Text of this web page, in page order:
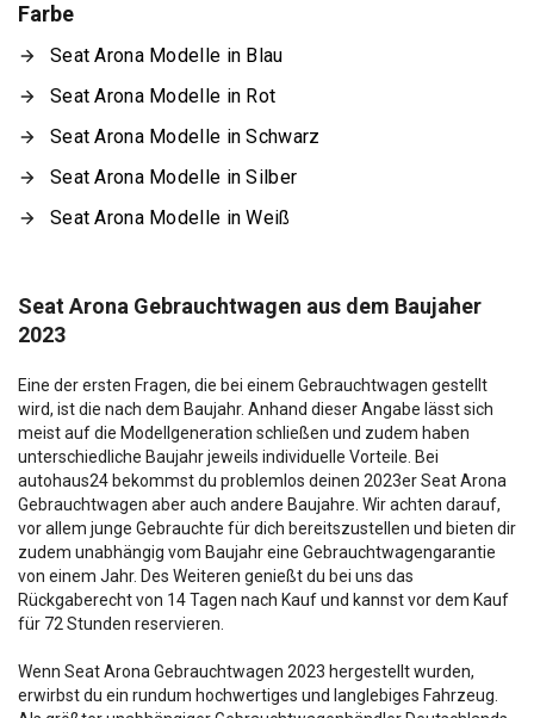
Farbe
Seat Arona Modelle in Blau
Seat Arona Modelle in Rot
Seat Arona Modelle in Schwarz
Seat Arona Modelle in Silber
Seat Arona Modelle in Weiß
Seat Arona Gebrauchtwagen aus dem Baujaher
2023
Eine der ersten Fragen, die bei einem Gebrauchtwagen gestellt
wird, ist die nach dem Baujahr. Anhand dieser Angabe lässt sich
meist auf die Modellgeneration schließen und zudem haben
unterschiedliche Baujahr jeweils individuelle Vorteile. Bei
autohaus24 bekommst du problemlos deinen 2023er Seat Arona
Gebrauchtwagen aber auch andere Baujahre. Wir achten darauf,
vor allem junge Gebrauchte für dich bereitszustellen und bieten dir
zudem unabhängig vom Baujahr eine Gebrauchtwagengarantie
von einem Jahr. Des Weiteren genießt du bei uns das
Rückgaberecht von 14 Tagen nach Kauf und kannst vor dem Kauf
für 72 Stunden reservieren.
Wenn Seat Arona Gebrauchtwagen 2023 hergestellt wurden,
erwirbst du ein rundum hochwertiges und langlebiges Fahrzeug.